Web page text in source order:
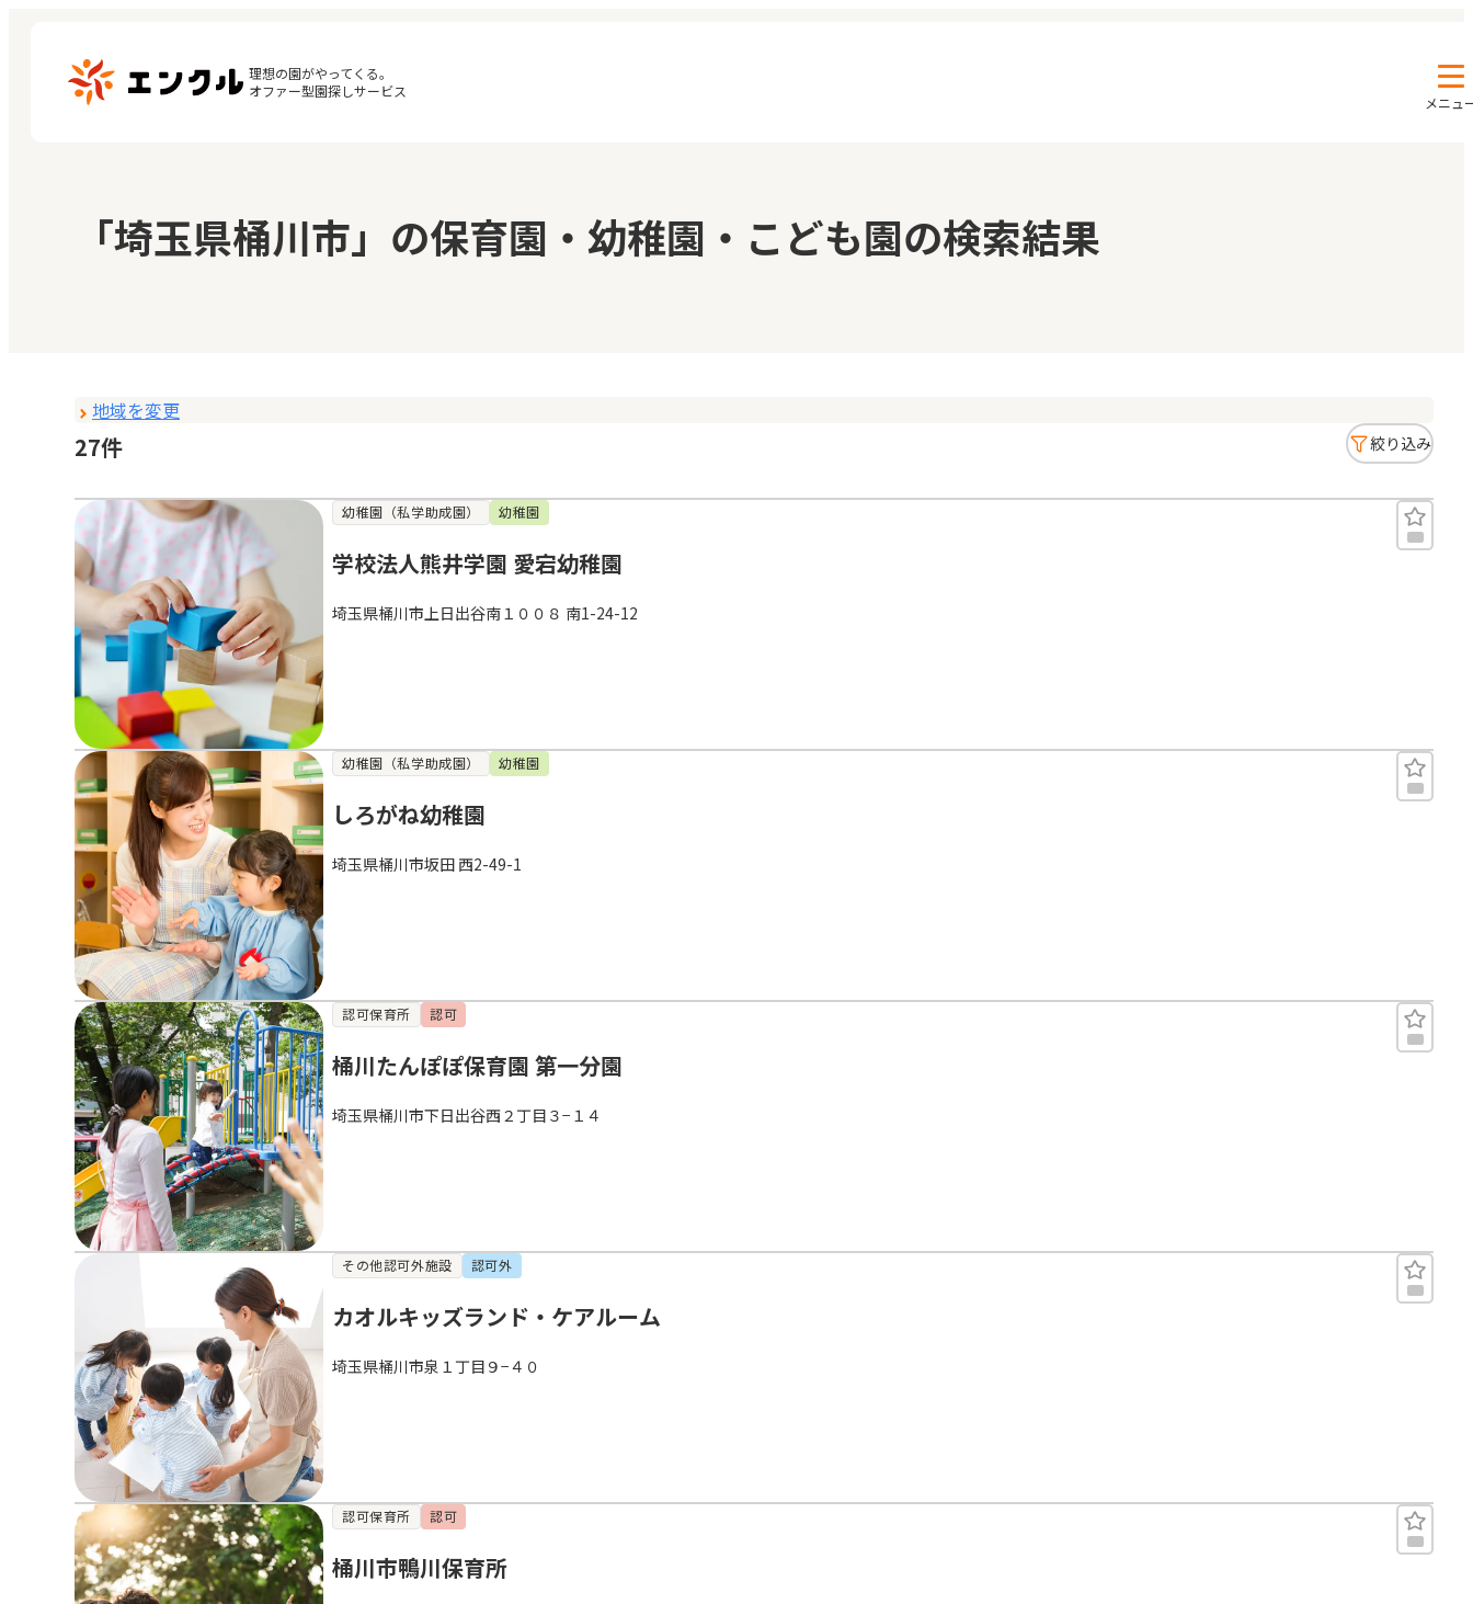
理想の園がやってくる。
オファー型園探しサービス
メニュ
保育園・幼稚園を探す
地図から探す
閲覧履歴
お気に入り
メッセージ
おすすめの園
「埼玉県桶川市」の保育園・幼稚園・こども園の検索結果
地域を変更
27件 絞り込み
幼稚園（私学助成園） 幼稚園
学校法人熊井学園 愛宕幼稚園
埼玉県桶川市上日出谷南１００８ 南1-24-12
幼稚園（私学助成園） 幼稚園
しろがね幼稚園
埼玉県桶川市坂田 西2-49-1
認可保育所 認可
桶川たんぽぽ保育園 第一分園
埼玉県桶川市下日出谷西２丁目３−１４
その他認可外施設 認可外
カオルキッズランド・ケアルーム
埼玉県桶川市泉１丁目９−４０
認可保育所 認可
桶川市鴨川保育所